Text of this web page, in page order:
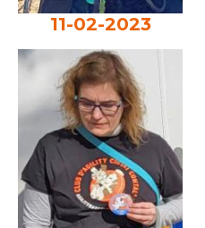
11-02-2023